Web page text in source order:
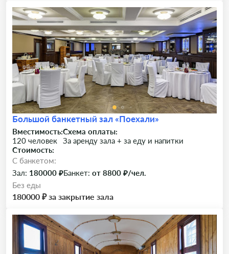
Большой банкетный зал «Поехали»
Вместимость:
120 человек
Схема оплаты:
За аренду зала + за еду и напитки
Стоимость:
C банкетом:
Зал: 180000 ₽Банкет: от 8800 ₽/чел.
Без еды
180000 ₽ за закрытие зала